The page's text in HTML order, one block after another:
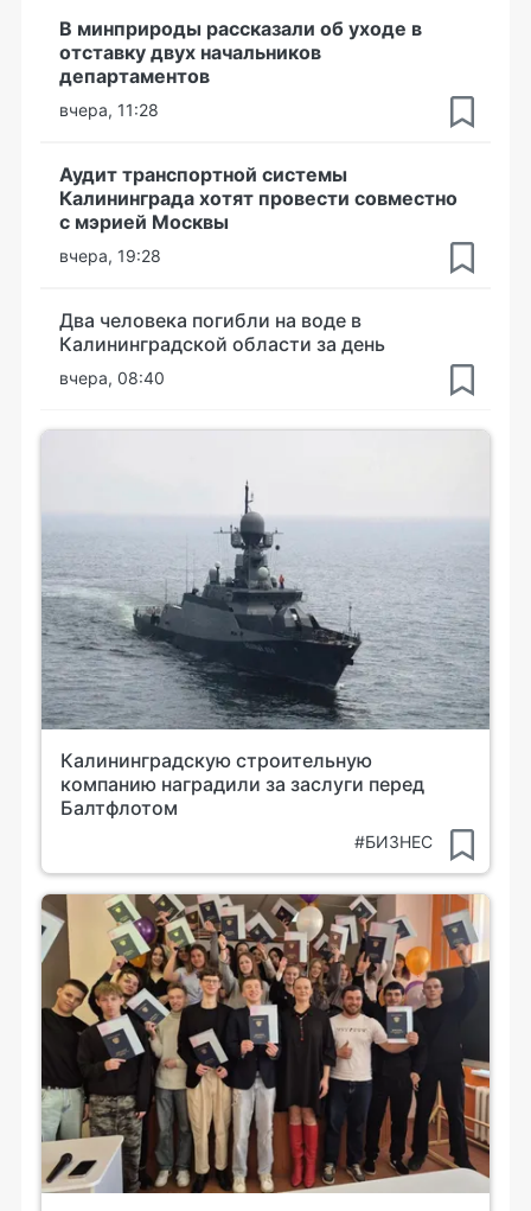
В минприроды рассказали об уходе в
отставку двух начальников
департаментов
вчера, 11:28
Аудит транспортной системы
Калининграда хотят провести совместно
с мэрией Москвы
вчера, 19:28
Два человека погибли на воде в
Калининградской области за день
вчера, 08:40
Калининградскую строительную
компанию наградили за заслуги перед
Балтфлотом
#БИЗНЕС